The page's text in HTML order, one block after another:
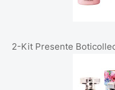
2-Kit Presente